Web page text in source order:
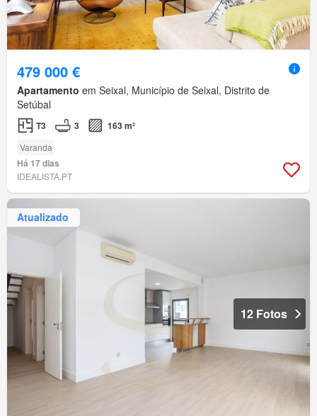
479 000 €
Apartamento em Seixal, Município de Seixal, Distrito de
Setúbal
T3 3 163 m²
Varanda
Há 17 dias
IDEALISTA.PT
Atualizado
12 Fotos